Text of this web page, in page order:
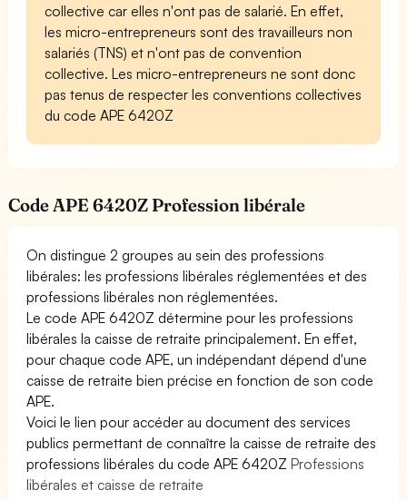
collective car elles n'ont pas de salarié. En effet,
les micro-entrepreneurs sont des travailleurs non
salariés (TNS) et n'ont pas de convention
collective. Les micro-entrepreneurs ne sont donc
pas tenus de respecter les conventions collectives
du code APE 6420Z
Code APE 6420Z Profession libérale
On distingue 2 groupes au sein des professions
libérales: les professions libérales réglementées et des
professions libérales non réglementées.
Le code APE 6420Z détermine pour les professions
libérales la caisse de retraite principalement. En effet,
pour chaque code APE, un indépendant dépend d'une
caisse de retraite bien précise en fonction de son code
APE.
Voici le lien pour accéder au document des services
publics permettant de connaître la caisse de retraite des
professions libérales du code APE 6420ZProfessions
libérales et caisse de retraite